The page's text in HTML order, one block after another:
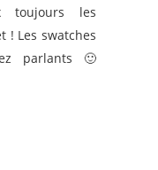
toujours les
! Les swatches
parlants 🙂